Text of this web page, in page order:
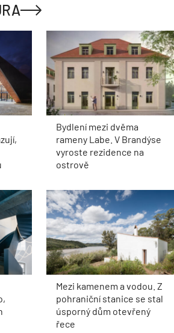
Bydlení mezi dvěma
rameny Labe. V Brandýse
vyroste rezidence na
ostrově
Mezi kamenem a vodou. Z
pohraniční stanice se stal
úsporný dům otevřený
řece